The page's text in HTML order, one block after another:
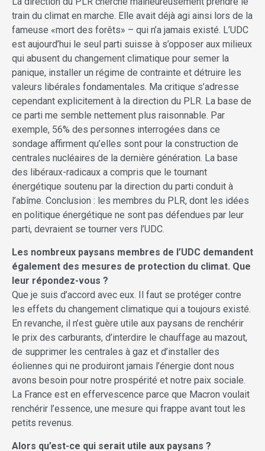
train du climat en marche. Elle avait déjà agi ainsi lors de la
fameuse «mort des forêts» – qui n’a jamais existé. L’UDC
est aujourd’hui le seul parti suisse à s’opposer aux milieux
qui abusent du changement cli­matique pour semer la
panique, installer un régime de contrainte et détruire les
valeurs libérales fondamentales. Ma critique s’adresse
cependant explicitement à la direction du PLR. La base de
ce parti me semble nettement plus raisonnable. Par
exemple, 56% des personnes interrogées dans ce
sondage affirment qu’elles sont pour la construction de
centrales nucléaires de la dernière génération. La base
des libéraux-radicaux a compris que le tournant
énergétique soutenu par la direction du parti conduit à
l’abîme. Conclusion : les membres du PLR, dont les idées
en politique énergétique ne sont pas défendues par leur
parti, devraient se tourner vers l’UDC.
Les nombreux paysans membres de l’UDC demandent
également des mesures de protection du climat. Que
leur répondez-vous ?
Que je suis d’accord avec eux. Il faut se protéger contre
les effets du changement climatique qui a toujours existé.
En revanche, il n’est guère utile aux paysans de renchérir
le prix des carburants, d’interdire le chauffage au mazout,
de supprimer les centrales à gaz et d’installer des
éoliennes qui ne produiront jamais l’énergie dont nous
avons besoin pour notre prospérité et notre paix sociale.
La France est en effervescence parce que Macron voulait
renchérir l’essence, une mesure qui frappe avant tout les
petits revenus.
Alors qu’est-ce qui serait utile aux paysans ?